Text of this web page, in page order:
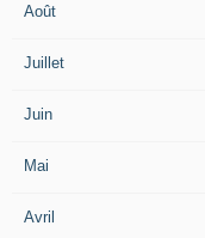
Août
Juillet
Juin
Mai
Avril